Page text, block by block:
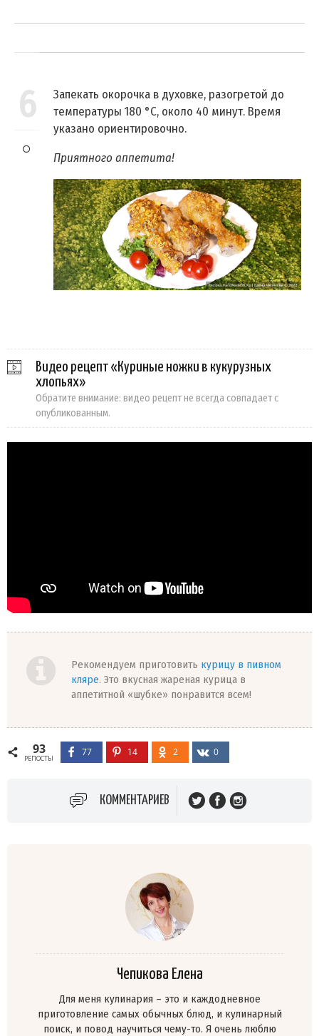
6
Запекать окорочка в духовке, разогретой до
температуры 180 °C, около 40 минут. Время
указано ориентировочно.
Приятного аппетита!
Видео рецепт «Куриные ножки в кукурузных
хлопьях»
Обратите внимание: видео рецепт не всегда совпадает с
опубликованным.
Рекомендуем приготовить курицу в пивном
кляре. Это вкусная жареная курица в
аппетитной «шубке» понравится всем!
93
РЕПОСТЫ
77 14 2 0
КОММЕНТАРИЕВ
Чепикова Елена
Для меня кулинария – это и каждодневное
приготовление самых обычных блюд, и кулинарный
поиск, и повод научиться чему-то. Я очень люблю